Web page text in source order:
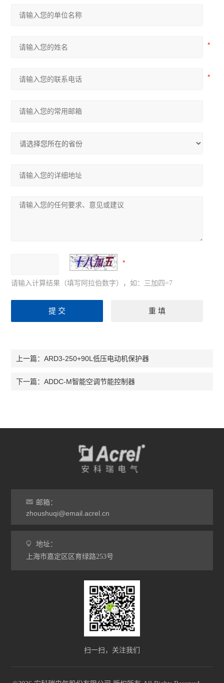
AM 系列中压保护装置
AGF-D 光伏直流柜采集装置
AGF-IM 光伏直流绝缘监测装置
APV-M系列智能光伏汇流箱
ARTM系列温度巡检测控仪
ASJ系列智能电力继电器
请输入计算结果（填写阿拉伯数字），如：三加四=7
上一篇：ARD3-250+90L低压电动机保护器
下一篇：ADDC-M智能空调节能控制器
邮箱：
zhoushuqi@email.acrel.cn
地址：
上海市嘉定区区育绿路253号
扫一扫，关注我们